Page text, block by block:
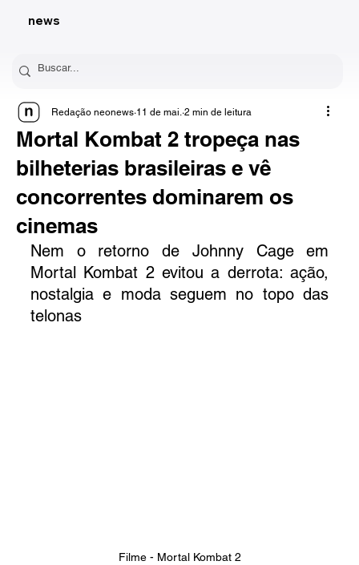
news
Mortal Kombat 2 tropeça nas
bilheterias brasileiras e vê
concorrentes dominarem os
cinemas
Redação neonews 11 de mai. 2 min de leitura
Nem o retorno de Johnny Cage em
Mortal Kombat 2 evitou a derrota: ação,
nostalgia e moda seguem no topo das
telonas
Filme - Mortal Kombat 2